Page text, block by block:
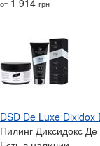
от грн
DSD De Luxe
Пилинг Диксидокс